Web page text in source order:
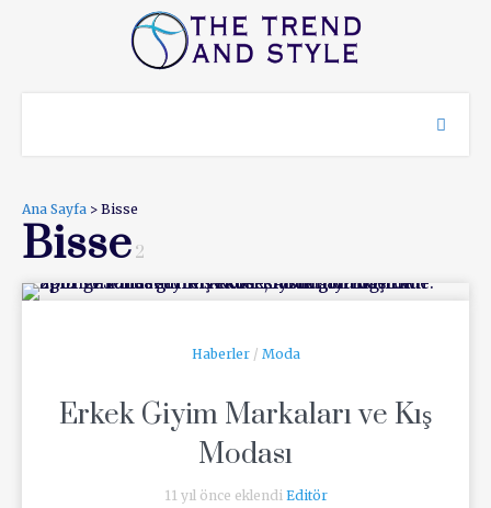
Ana Sayfa > Bisse
Bisse 2
Haberler/ Moda
Erkek Giyim Markaları ve Kış
Modası
11 yıl önce eklendi Editör